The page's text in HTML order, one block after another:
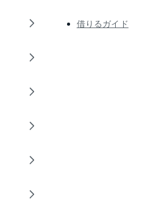
借りるガイド